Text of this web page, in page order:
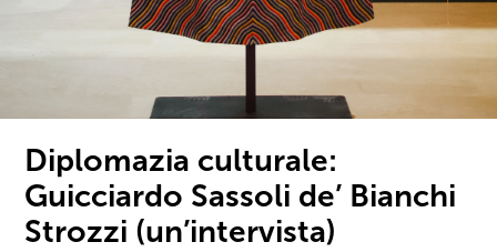
Diplomazia culturale:
Guicciardo Sassoli de’ Bianchi
Strozzi (un’intervista)